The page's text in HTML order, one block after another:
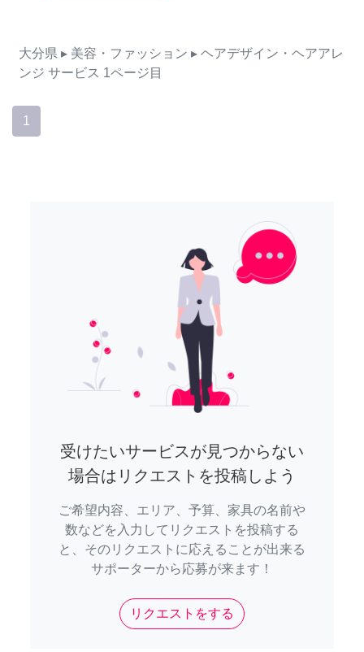
大分県 ▸ 美容・ファッション ▸ ヘアデザイン・ヘアアレ
ンジ サービス 1ページ目
1
受けたいサービスが見つからない
場合はリクエストを投稿しよう
ご希望内容、エリア、予算、家具の名前や
数などを入力してリクエストを投稿する
と、そのリクエストに応えることが出来る
サポーターから応募が来ます！
リクエストをする